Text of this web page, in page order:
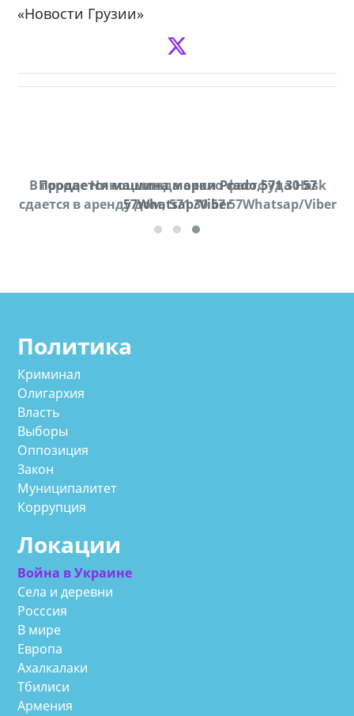
«Новости Грузии»
В городе Ниноцминда около фастфуда Hask
cдается в аренду дом, 571 30 57 57Whatsap/Viber
Продается машина марки Prado,571 30 57
57Whatsap/Viber
Политика
Криминал
Олигархия
Власть
Выборы
Оппозиция
Закон
Муниципалитет
Коррупция
Локации
Война в Украине
Села и деревни
Росссия
В мире
Европа
Ахалкалаки
Тбилиси
Армения